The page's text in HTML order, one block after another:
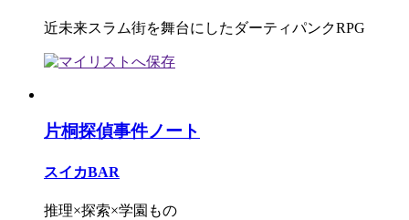
近未来スラム街を舞台にしたダーティパンクRPG
片桐探偵事件ノート
スイカBAR
推理×探索×学園もの